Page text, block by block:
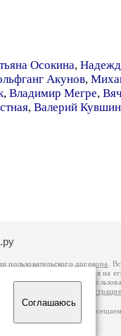
Осокина,
Акунов,
, Владимир Мегре,
, Валерий
Соглашаюсь
пользовательского договора
.
вы можете обратиться на
Федерации. Данные
связаться с
по данным счетчика